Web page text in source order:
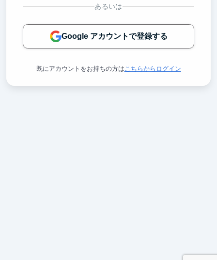
あるいは
Google アカウントで登録する
既にアカウントをお持ちの方は こちらからログイン